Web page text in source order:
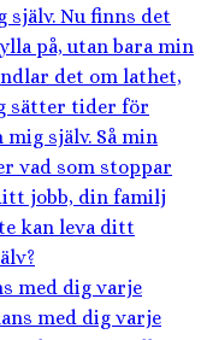
med dig varje